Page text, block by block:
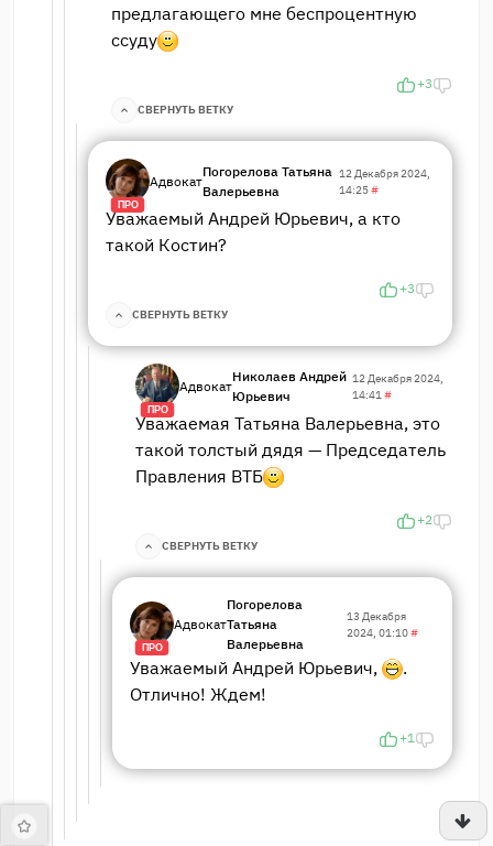
предлагающего мне беспроцентную
ссуду
+3
СВЕРНУТЬ ВЕТКУ
ПРО
Адвокат
Погорелова Татьяна
Валерьевна
12 Декабря 2024,
14:25#
Уважаемый Андрей Юрьевич, а кто
такой Костин?
+3
СВЕРНУТЬ ВЕТКУ
ПРО
Адвокат
Николаев Андрей
Юрьевич
12 Декабря 2024,
14:41#
Уважаемая Татьяна Валерьевна, это
такой толстый дядя — Председатель
Правления ВТБ
+2
СВЕРНУТЬ ВЕТКУ
ПРО
Адвокат
Погорелова
Татьяна
Валерьевна
13 Декабря
2024, 01:10#
Уважаемый Андрей Юрьевич,
.
Отлично! Ждем!
+1